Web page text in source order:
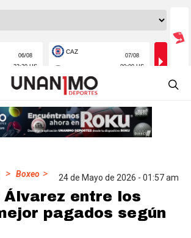
> Boxeo > 24 de Mayo de 2026 - 01:57 am
Álvarez entre los
pagados según